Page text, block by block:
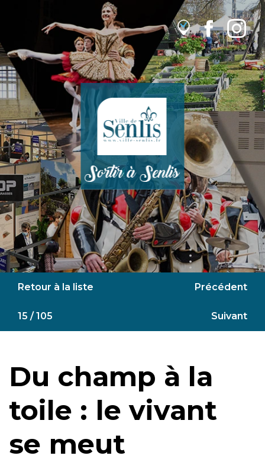
Retour à la liste Précédent
15 / 105 Suivant
Du champ à la
toile : le vivant
se meut